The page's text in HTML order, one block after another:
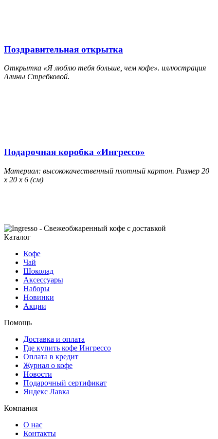
Поздравительная открытка
Открытка «Я люблю тебя больше, чем кофе». иллюстрация
Алины Стребковой.
Подарочная коробка «Ингрессо»
Материал: высококачественный плотный картон. Размер 20
х 20 х 6 (см)
Каталог
Кофе
Чай
Шоколад
Аксессуары
Наборы
Новинки
Акции
Помощь
Доставка и оплата
Где купить кофе Ингрессо
Оплата в кредит
Журнал о кофе
Новости
Подарочный сертификат
Яндекс Лавка
Компания
О нас
Контакты